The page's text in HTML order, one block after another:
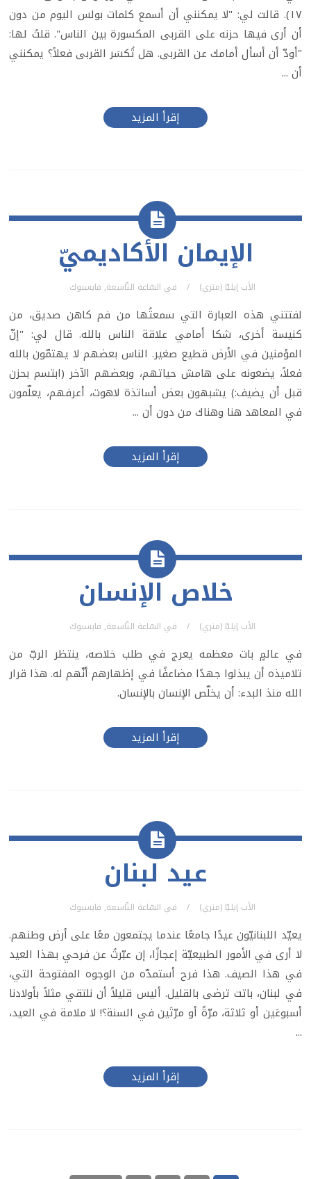
١٧). قالت لي: "لا يمكنني أن أسمع كلمات بولس اليوم من دون
أن أرى فيها حزنه على القربى المكسورة بين الناس". قلتُ لها:
"أودّ أن أسأل أمامك عن القربى. هل تُكسَر القربى فعلاً؟ يمكنني
أن ...
إقرأ المزيد
الإيمان الأكاديميّ
الأب إيليّا (متري) في السّاعة التّاسعة, فايسبوك
لفتتني هذه العبارة التي سمعتُها من فم كاهن صديق، من
كنيسة أخرى، شكا أمامي علاقة الناس بالله. قال لي: "إنّ
المؤمنين في الأرض قطيع صغير. الناس بعضهم لا يهتمّون بالله
فعلاً، يضعونه على هامش حياتهم، وبعضهم الآخر (ابتسم بحزن
قبل أن يضيف:) يشبهون بعض أساتذة لاهوت، أعرفهم، يعلّمون
في المعاهد هنا وهناك من دون أن ...
إقرأ المزيد
خلاص الإنسان
الأب إيليّا (متري) في السّاعة التّاسعة, فايسبوك
في عالمٍ بات معظمه يعرج في طلب خلاصه، ينتظر الربّ من
تلاميذه أن يبذلوا جهدًا مضاعفًا في إظهارهم أنّهم له. هذا قرار
الله منذ البدء: أن يخلّص الإنسان بالإنسان.
إقرأ المزيد
عيد لبنان
الأب إيليّا (متري) في السّاعة التّاسعة, فايسبوك
يعيّد اللبنانيّون عيدًا جامعًا عندما يجتمعون معًا على أرض وطنهم.
لا أرى في الأمور الطبيعيّة إعجازًا، إن عبّرتُ عن فرحي بهذا العيد
في هذا الصيف. هذا فرح أستمدّه من الوجوه المفتوحة التي،
في لبنان، باتت ترضى بالقليل. أليس قليلاً أن نلتقي مثلاً بأولادنا
أسبوعَين أو ثلاثة، مرّةً أو مرّتَين في السنة؟! لا ملامة في العيد،
...
إقرأ المزيد